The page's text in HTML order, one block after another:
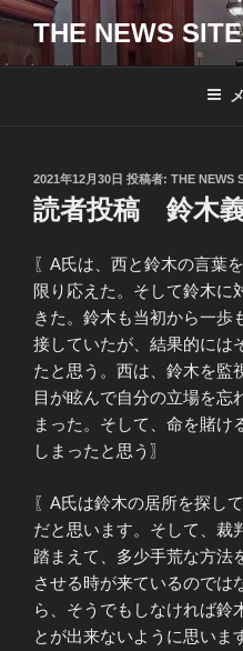
コ
テ
THE NEWS SITE
投
稿
日:
2021年12月30日 投稿者: THE NEWS
読者投稿 鈴木
〖A氏は、西と鈴木の言葉
限り応えた。そして鈴木に
きた。鈴木も当初から一歩
接していたが、結果的には
たと思う。西は、鈴木を監
目が眩んで自分の立場を忘
まった。そして、命を賭け
しまったと思う〗
〖A氏は鈴木の居所を探し
だと思います。そして、裁
踏まえて、多少手荒な方法
させる時が来ているのでは
ら、そうでもしなければ鈴
とが出来ないように思いま